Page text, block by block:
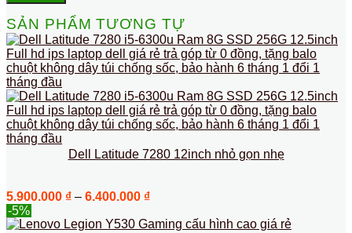
SẢN PHẨM TƯƠNG TỰ
Dell Latitude 7280 12inch nhỏ gọn nhẹ
5.900.000 ₫ – 6.400.000 ₫Khoảng
từ
-5%